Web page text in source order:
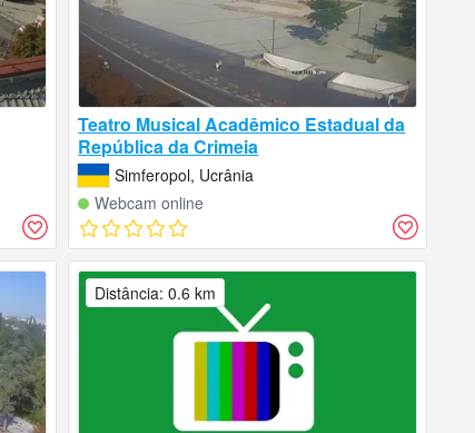
Teatro Musical Acadêmico Estadual da
República da Crimeia
Simferopol, Ucrânia
Webcam online
Distância: 0.6 km